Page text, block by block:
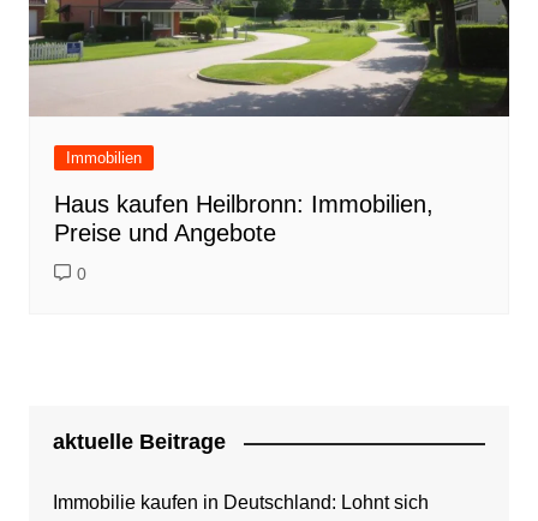
Immobilien
Haus kaufen Heilbronn: Immobilien,
Preise und Angebote
0
aktuelle Beitrage
Immobilie kaufen in Deutschland: Lohnt sich